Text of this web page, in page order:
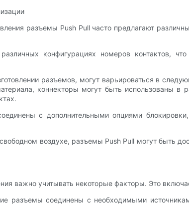
разъемы Push Pull часто предлагают
конфигурациях номеров контактов,
разъемов, могут варьироваться в
коннекторы могут быть использованы
с дополнительными опциями
воздухе, разъемы Push Pull могут быть
важно учитывать некоторые факторы. Это
разъемы соединены с необходимыми